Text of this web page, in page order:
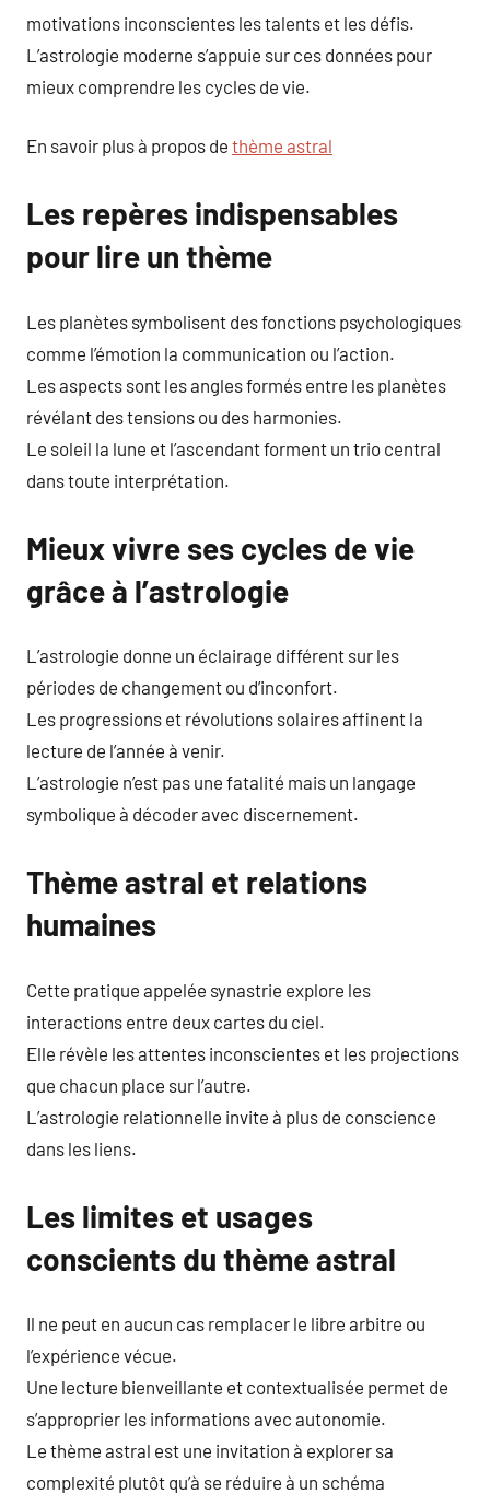
motivations inconscientes les talents et les défis.
L’astrologie moderne s’appuie sur ces données pour
mieux comprendre les cycles de vie.
En savoir plus à propos de thème astral
Les repères indispensables
pour lire un thème
Les planètes symbolisent des fonctions psychologiques
comme l’émotion la communication ou l’action.
Les aspects sont les angles formés entre les planètes
révélant des tensions ou des harmonies.
Le soleil la lune et l’ascendant forment un trio central
dans toute interprétation.
Mieux vivre ses cycles de vie
grâce à l’astrologie
L’astrologie donne un éclairage différent sur les
périodes de changement ou d’inconfort.
Les progressions et révolutions solaires affinent la
lecture de l’année à venir.
L’astrologie n’est pas une fatalité mais un langage
symbolique à décoder avec discernement.
Thème astral et relations
humaines
Cette pratique appelée synastrie explore les
interactions entre deux cartes du ciel.
Elle révèle les attentes inconscientes et les projections
que chacun place sur l’autre.
L’astrologie relationnelle invite à plus de conscience
dans les liens.
Les limites et usages
conscients du thème astral
Il ne peut en aucun cas remplacer le libre arbitre ou
l’expérience vécue.
Une lecture bienveillante et contextualisée permet de
s’approprier les informations avec autonomie.
Le thème astral est une invitation à explorer sa
complexité plutôt qu’à se réduire à un schéma